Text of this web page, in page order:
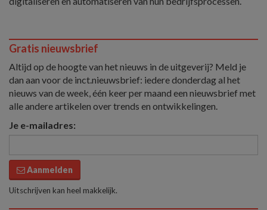
Gratis nieuwsbrief
Altijd op de hoogte van het nieuws in de uitgeverij? Meld je
dan aan voor de inct.nieuwsbrief: iedere donderdag al het
nieuws van de week, één keer per maand een nieuwsbrief met
alle andere artikelen over trends en ontwikkelingen.
Je e-mailadres:
Aanmelden
Uitschrijven kan heel makkelijk.